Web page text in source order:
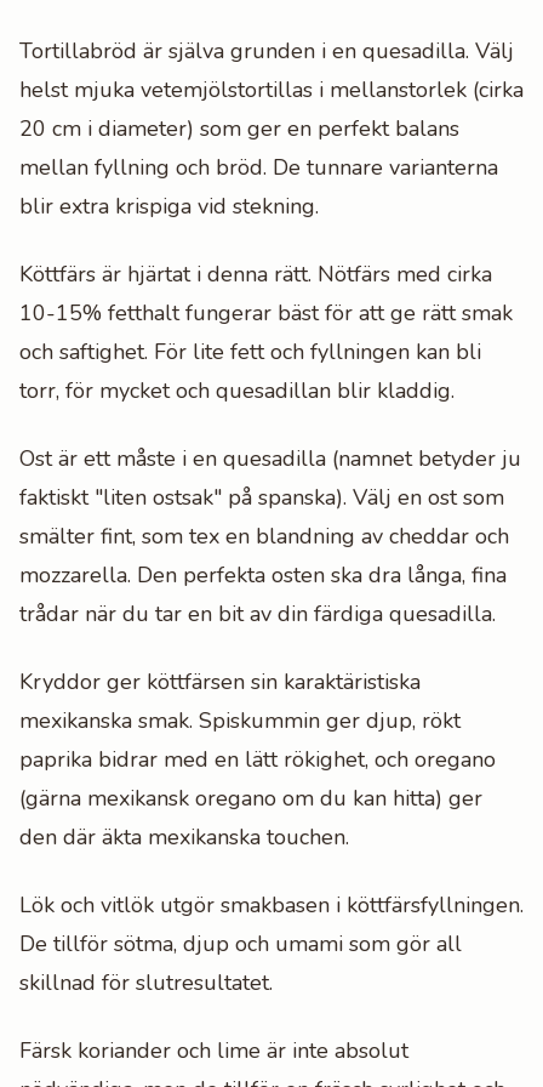
Tortillabröd är själva grunden i en quesadilla. Välj
helst mjuka vetemjölstortillas i mellanstorlek (cirka
20 cm i diameter) som ger en perfekt balans
mellan fyllning och bröd. De tunnare varianterna
blir extra krispiga vid stekning.
Köttfärs är hjärtat i denna rätt. Nötfärs med cirka
10-15% fetthalt fungerar bäst för att ge rätt smak
och saftighet. För lite fett och fyllningen kan bli
torr, för mycket och quesadillan blir kladdig.
Ost är ett måste i en quesadilla (namnet betyder ju
faktiskt "liten ostsak" på spanska). Välj en ost som
smälter fint, som tex en blandning av cheddar och
mozzarella. Den perfekta osten ska dra långa, fina
trådar när du tar en bit av din färdiga quesadilla.
Kryddor ger köttfärsen sin karaktäristiska
mexikanska smak. Spiskummin ger djup, rökt
paprika bidrar med en lätt rökighet, och oregano
(gärna mexikansk oregano om du kan hitta) ger
den där äkta mexikanska touchen.
Lök och vitlök utgör smakbasen i köttfärsfyllningen.
De tillför sötma, djup och umami som gör all
skillnad för slutresultatet.
Färsk koriander och lime är inte absolut